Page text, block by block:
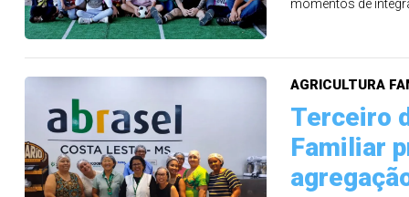
momentos de
AGRICULTURA
Terceiro
Familiar